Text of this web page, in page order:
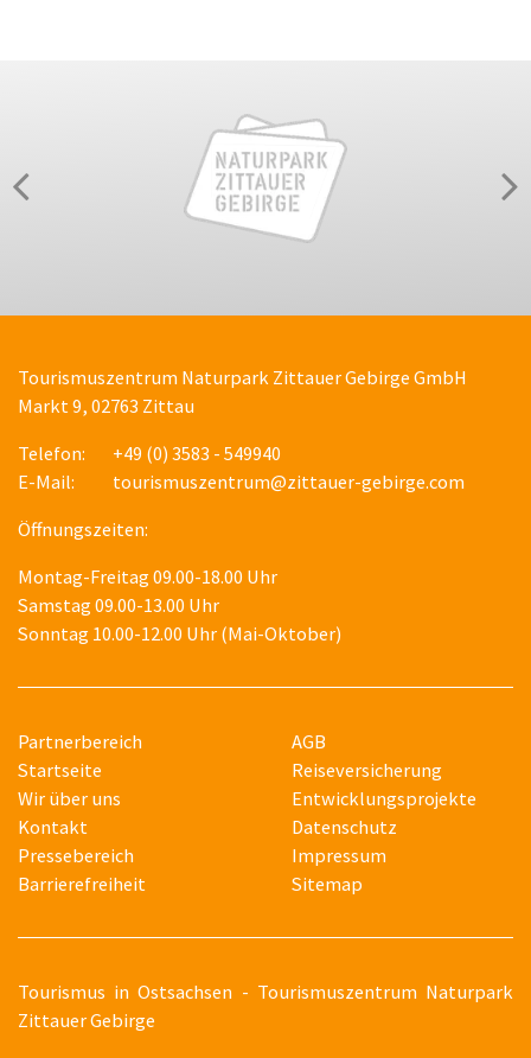
Tourismuszentrum Naturpark Zittauer Gebirge GmbH
Markt 9, 02763 Zittau
Telefon:
+49 (0) 3583 - 549940
E-Mail:
tourismuszentrum@zittauer-gebirge.com
Öffnungszeiten:
Montag-Freitag 09.00-18.00 Uhr
Samstag 09.00-13.00 Uhr
Sonntag 10.00-12.00 Uhr (Mai-Oktober)
Partnerbereich
Startseite
Wir über uns
Kontakt
Pressebereich
Barrierefreiheit
AGB
Reiseversicherung
Entwicklungsprojekte
Datenschutz
Impressum
Sitemap
Tourismus in Ostsachsen - Tourismuszentrum Naturpark
Zittauer Gebirge